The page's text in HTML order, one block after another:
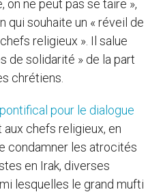
on ne peut pas se taire »,
qui souhaite un « réveil de
religieux ». Il salue
de solidarité » de la part
chrétiens.
pontifical pour le dialogue
aux chefs religieux, en
condamner les atrocités
en Irak, diverses
lesquelles le grand mufti